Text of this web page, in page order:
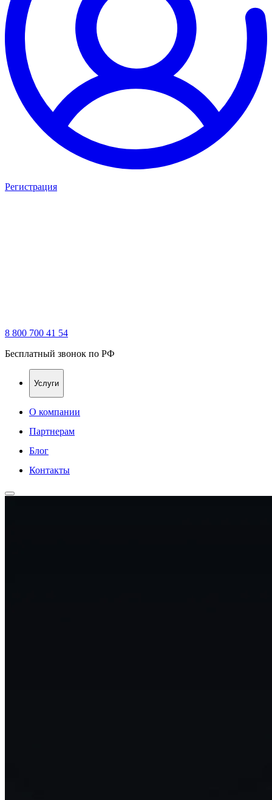
Регистрация
8 800 700 41 54
Бесплатный звонок по РФ
Услуги
О компании
Партнерам
Блог
Контакты